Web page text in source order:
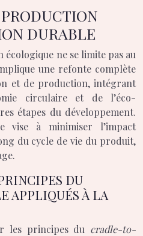
DURABLE
ne se limite pas au
une refonte complète
et de production, intégrant
circulaire et de l’éco-
étapes du développement.
vise à minimiser l’impact
du cycle de vie du produit,
DU
APPLIQUÉS À LA
les principes du cradle-to-